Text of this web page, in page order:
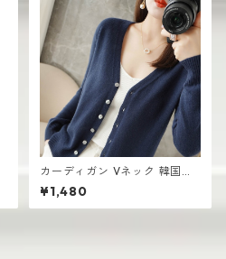
カーディガン Vネック 韓国ト
レンド レディース 前開きデザ
イン 無地
¥1,480